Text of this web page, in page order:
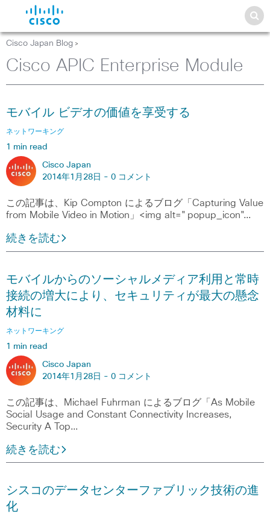
Cisco Japan Blog >
Cisco APIC Enterprise Module
モバイル ビデオの価値を享受する
ネットワーキング
1 min read
Cisco Japan
2014年1月28日 - 0 コメント
この記事は、Kip Compton によるブログ「Capturing Value
from Mobile Video in Motion」<img alt="popup_icon"…
続きを読む
モバイルからのソーシャルメディア利用と常時
接続の増大により、セキュリティが最大の懸念
材料に
ネットワーキング
1 min read
Cisco Japan
2014年1月28日 - 0 コメント
この記事は、Michael Fuhrman によるブログ「As Mobile
Social Usage and Constant Connectivity Increases,
Security A Top…
続きを読む
シスコのデータセンターファブリック技術の進
化